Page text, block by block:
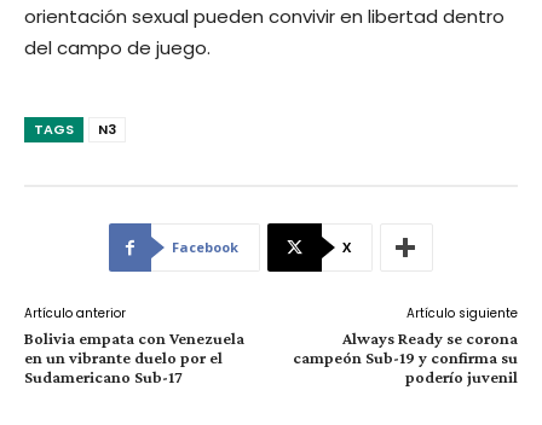
orientación sexual pueden convivir en libertad dentro
del campo de juego.
TAGS N3
Facebook X
Artículo anterior
Bolivia empata con Venezuela
en un vibrante duelo por el
Sudamericano Sub-17
Artículo siguiente
Always Ready se corona
campeón Sub-19 y confirma su
poderío juvenil